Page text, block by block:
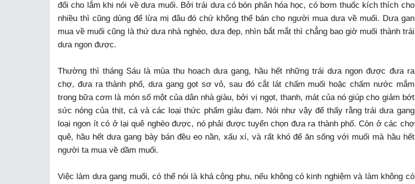
đổi cho lắm khi nói về dưa muối. Bởi trái dưa có bón phân hóa học, có bơm thuốc kích thích cho
nhiều thì cũng dùng để lừa mị đâu đó chứ không thể bán cho người mua dưa về muối. Dưa gan
mua về muối cũng là thứ dưa nhà nghèo, dưa đẹp, nhìn bắt mắt thì chẳng bao giờ muối thành trái
dưa ngon được.
Thường thì tháng Sáu là mùa thu hoạch dưa gang, hầu hết những trái dưa ngon được đưa ra
chợ, đưa ra thành phố, dưa gang gọt sơ vỏ, sau đó cắt lát chấm muối hoặc chấm nước mắm
trong bữa cơm là món số một của dân nhà giàu, bởi vị ngọt, thanh, mát của nó giúp cho giảm bớt
sức nóng của thịt, cá và các loại thức phẩm giàu đạm. Nói như vậy để thấy rằng trái dưa gang
loại ngon ít có ở lại quê nghèo được, nó phải được tuyển chọn đưa ra thành phố. Còn ở các chợ
quê, hầu hết dưa gang bày bán đều eo nần, xấu xí, và rất khó để ăn sống với muối mà hầu hết
người ta mua về dầm muối.
Việc làm dưa gang muối, có thể nói là khá công phu, nếu không có kinh nghiệm và làm không có